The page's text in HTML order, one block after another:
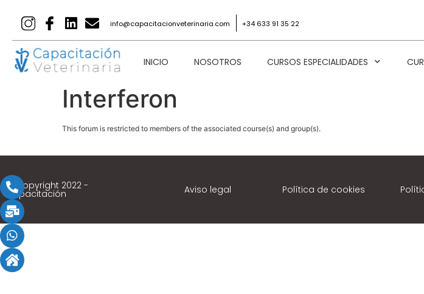
info@capacitacionveterinaria.com +34 633 91 35 22
INICIO NOSOTROS CURSOS ESPECIALIDADES
Interferon
This forum is restricted to members of the associated course(s) and group(s).
© Copyright 2022 -
Capacitación Aviso legal Política de cookies